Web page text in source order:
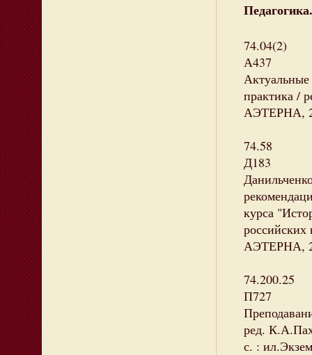
74.04(2)
А437
Актуальные
практика /
АЭТЕРНА,
74.58
Д183
курса
АЭТЕРНА,
74.200.25
П727
ред.
с. :